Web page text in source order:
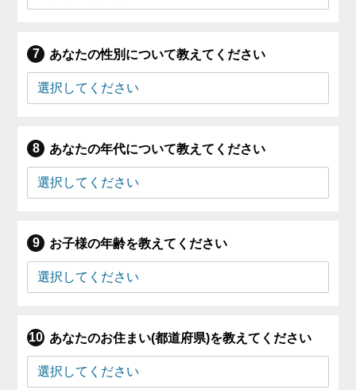
あなたの性別について教えてください
あなたの年代について教えてください
お子様の年齢を教えてください
あなたのお住まい(都道府県)を教えてください